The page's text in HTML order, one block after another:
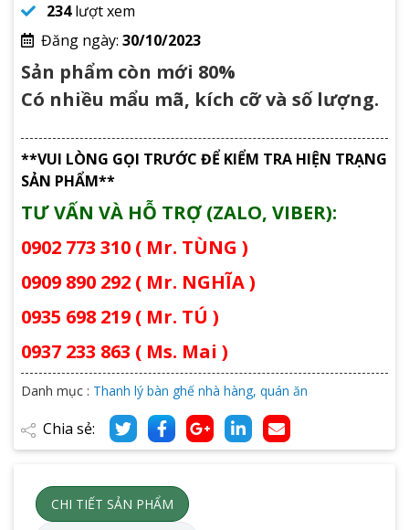
234lượt xem
Đăng ngày: 30/10/2023
Sản phẩm còn mới 80%
Có nhiều mẩu mã, kích cỡ và số lượng.
**VUI LÒNG GỌI TRƯỚC ĐỂ KIỂM TRA HIỆN TRẠNG
SẢN PHẨM**
TƯ VẤN VÀ HỖ TRỢ (ZALO, VIBER):
0902 773 310 ( Mr. TÙNG )
0909 890 292 ( Mr. NGHĨA )
0935 698 219 ( Mr. TÚ )
0937 233 863 ( Ms. Mai )
Danh mục : Thanh lý bàn ghế nhà hàng, quán ăn
Chia sẻ:
CHI TIẾT SẢN PHẨM